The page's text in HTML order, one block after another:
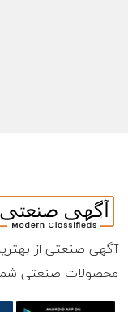
آگهی صنعتی از
محصولات صنعتی شما